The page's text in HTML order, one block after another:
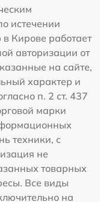
истечении
Кирове работает
авторизации от
на сайте,
характер и
п. 2 ст. 437
марки
техники, с
не
товарных
Все виды
на